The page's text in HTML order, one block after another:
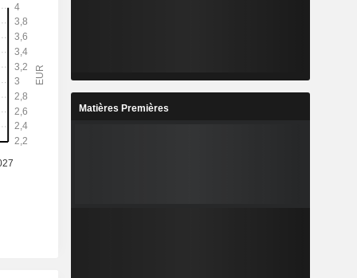
Matières Premières